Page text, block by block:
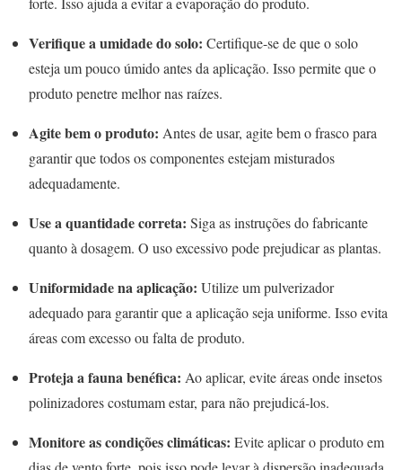
Verifique a umidade do solo: Certifique-se de que o solo
esteja um pouco úmido antes da aplicação. Isso permite que o
produto penetre melhor nas raízes.
Agite bem o produto: Antes de usar, agite bem o frasco para
garantir que todos os componentes estejam misturados
adequadamente.
Use a quantidade correta: Siga as instruções do fabricante
quanto à dosagem. O uso excessivo pode prejudicar as plantas.
Uniformidade na aplicação: Utilize um pulverizador
adequado para garantir que a aplicação seja uniforme. Isso evita
áreas com excesso ou falta de produto.
Proteja a fauna benéfica: Ao aplicar, evite áreas onde insetos
polinizadores costumam estar, para não prejudicá-los.
Monitore as condições climáticas: Evite aplicar o produto em